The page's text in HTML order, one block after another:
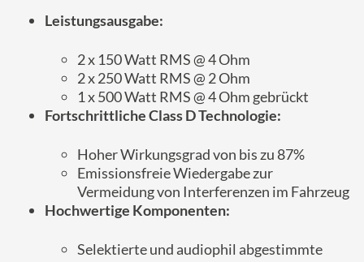
Leistungsausgabe:
2 x 150 Watt RMS @ 4 Ohm
2 x 250 Watt RMS @ 2 Ohm
1 x 500 Watt RMS @ 4 Ohm gebrückt
Fortschrittliche Class D Technologie:
Hoher Wirkungsgrad von bis zu 87%
Emissionsfreie Wiedergabe zur
Vermeidung von Interferenzen im Fahrzeug
Hochwertige Komponenten:
Selektierte und audiophil abgestimmte